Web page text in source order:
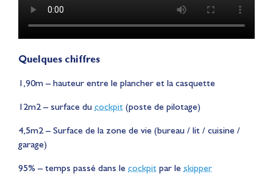
Quelques chiffres
1,90m – hauteur entre le plancher et la casquette
12m2 – surface du cockpit (poste de pilotage)
4,5m2 – Surface de la zone de vie (bureau / lit / cuisine /
garage)
95% – temps passé dans le cockpit par le skipper